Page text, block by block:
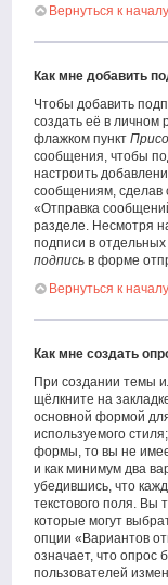
Вернуться к началу
Как мне добавить
Чтобы добавить
создать её в личном
флажком пункт
сообщения, чтобы
настроить
сообщениям, сделав
«Отправка
разделе. Несмотря
подписи в
подпись в форме
Вернуться к началу
Как мне создать
При создании темы
щёлкните на
основной формой
используемого
формы, то вы не
и как минимум два
убедившись, что
текстового поля. Вы
которые могут
опции «Вариантов
означает, что опрос
пользователей